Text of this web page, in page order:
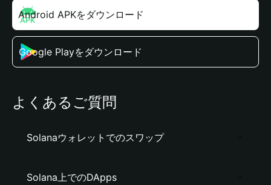
Android APKをダウンロード
Google Playをダウンロード
よくあるご質問
Solanaウォレットでのスワップ
Solana上でのDApps